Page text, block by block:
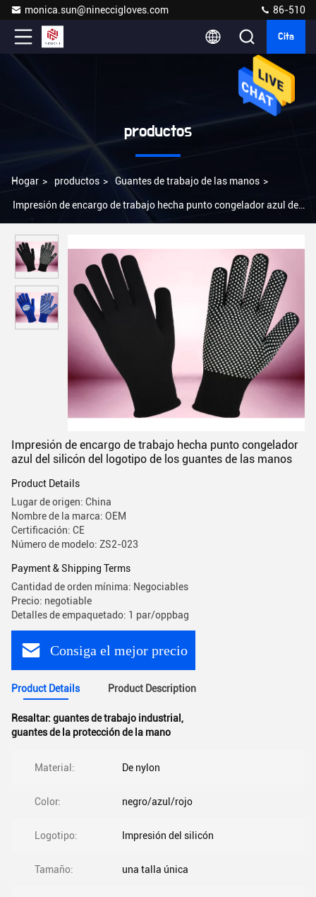
monica.sun@nineccigloves.com 86-510
Cita
productos
Hogar > productos > Guantes de trabajo de las manos >
Impresión de encargo de trabajo hecha punto congelador azul del
Impresión de encargo de trabajo hecha punto congelador
azul del silicón del logotipo de los guantes de las manos
Product Details
Lugar de origen: China
Nombre de la marca: OEM
Certificación: CE
Número de modelo: ZS2-023
Payment & Shipping Terms
Cantidad de orden mínima: Negociables
Precio: negotiable
Detalles de empaquetado: 1 par/oppbag
Consiga el mejor precio
Product Details Product Description
Resaltar: guantes de trabajo industrial ,
guantes de la protección de la mano
Material: De nylon
Color: negro/azul/rojo
Logotipo: Impresión del silicón
Tamaño: una talla única